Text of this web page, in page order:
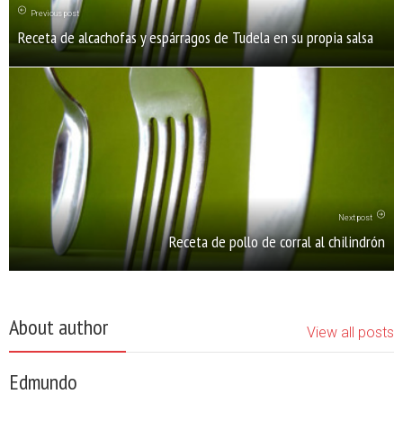
Previous post
Receta de alcachofas y espárragos de Tudela en su propia salsa
Next post
Receta de pollo de corral al chilindrón
About author View all posts
Edmundo